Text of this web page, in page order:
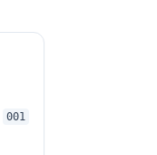
001